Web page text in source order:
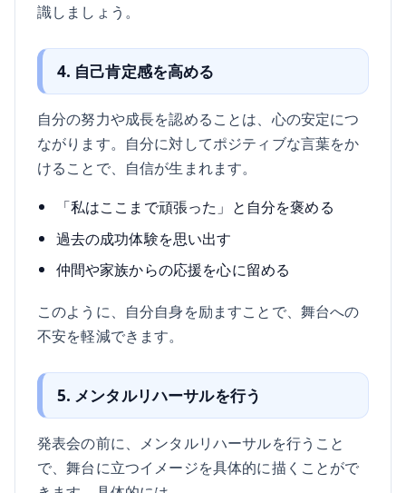
識しましょう。
4. 自己肯定感を高める
自分の努力や成長を認めることは、心の安定につ
ながります。自分に対してポジティブな言葉をか
けることで、自信が生まれます。
「私はここまで頑張った」と自分を褒める
過去の成功体験を思い出す
仲間や家族からの応援を心に留める
このように、自分自身を励ますことで、舞台への
不安を軽減できます。
5. メンタルリハーサルを行う
発表会の前に、メンタルリハーサルを行うこと
で、舞台に立つイメージを具体的に描くことがで